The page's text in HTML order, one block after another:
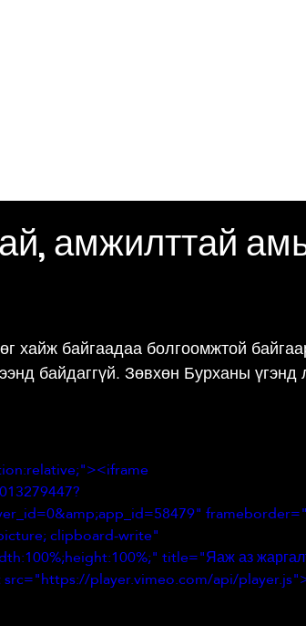
амжилттай
хайж байгаадаа болгоомжтой
байдаггүй. Зөвхөн Бурханы үгэнд
clipboard-write"
title="Яаж аз
player.vimeo.com/api/